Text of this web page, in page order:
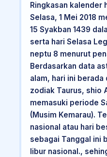
Ringkasan kalender
Selasa, 1 Mei 2018
15 Syakban 1439
serta hari Selasa
neptu 8 menurut
Berdasarkan data
alam, hari ini berada
zodiak Taurus, shio
memasuki periode
(Musim Kemarau).
nasional atau hari
sebagai Tanggal ini
libur nasional.,